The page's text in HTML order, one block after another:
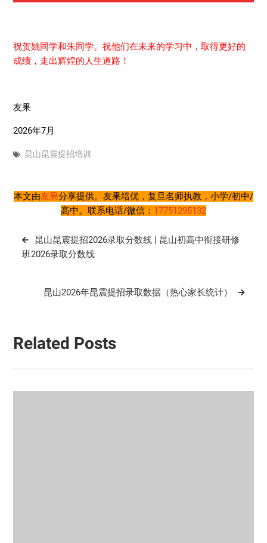
祝贺姚同学和朱同学。祝他们在未来的学习中，取得更好的
成绩，走出辉煌的人生道路！
友果
2026年7月
昆山昆震提招培训
本文由友果分享提供。友果培优，复旦名师执教，小学/初中/
高中。联系电话/微信： 17751295132
文
章
昆山昆震提招2026录取分数线 | 昆山初高中衔接研修
班2026录取分数线
昆山2026年昆震提招录取数据（热心家长统计）
Related Posts